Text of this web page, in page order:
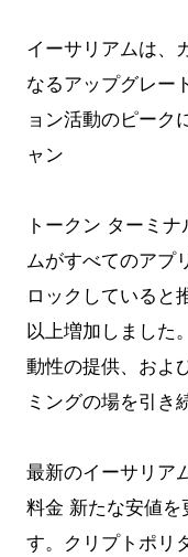
イーサリアムは、
なるアップグレー
ョン活動のピーク
ャン
トークン ターミ
ムがすべてのアプ
ロックしていると
以上増加しました
動性の提供、およ
ミングの場を引き
最新のイーサリア
料金 新たな安値を
す。クリプトポリ